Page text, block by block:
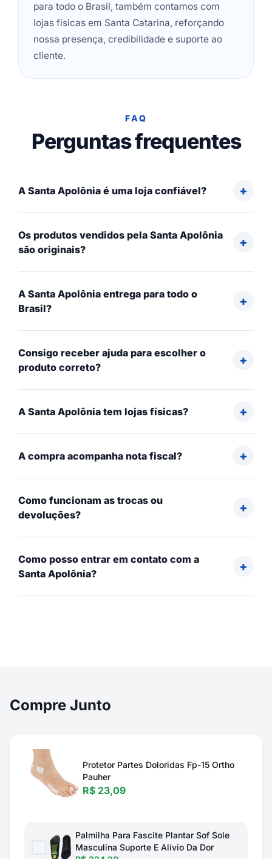
para todo o Brasil, também contamos com
lojas físicas em Santa Catarina, reforçando
nossa presença, credibilidade e suporte ao
cliente.
FAQ
Perguntas frequentes
A Santa Apolônia é uma loja confiável?
Os produtos vendidos pela Santa Apolônia
são originais?
A Santa Apolônia entrega para todo o
Brasil?
Consigo receber ajuda para escolher o
produto correto?
A Santa Apolônia tem lojas físicas?
A compra acompanha nota fiscal?
Como funcionam as trocas ou
devoluções?
Como posso entrar em contato com a
Santa Apolônia?
Compre Junto
Protetor Partes Doloridas Fp-15 Ortho
Pauher
R$ 23,09
Palmilha Para Fascite Plantar Sof Sole
Masculina Suporte E Alívio Da Dor